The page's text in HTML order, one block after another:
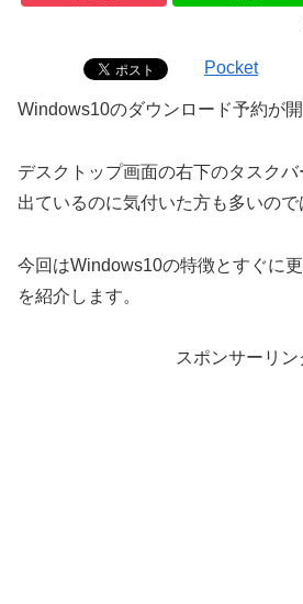
Pocket
Windows10のダウンロード予約が開
デスクトップ画面の右下のタスク
出ているのに気付いた方も多いので
今回はWindows10の特徴とすぐに
を紹介します。
スポンサーリン